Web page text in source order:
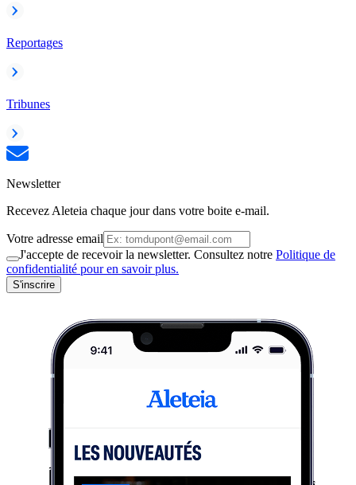
Reportages
Tribunes
Newsletter
Recevez Aleteia chaque jour dans votre boite e-mail.
Votre adresse email
J'accepte de recevoir la newsletter. Consultez notre Politique de
confidentialité pour en savoir plus.
S'inscrire